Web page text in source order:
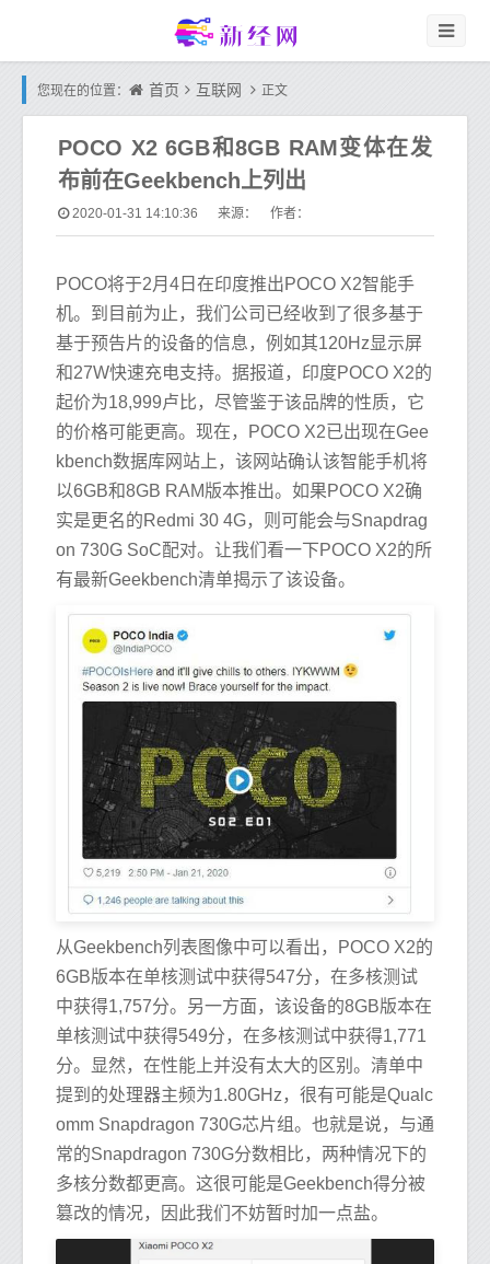
您现在的位置： 首页 互联网 正文
POCO X2 6GB和8GB RAM变体在发
布前在Geekbench上列出
2020-01-31 14:10:36 来源： 作者：
POCO将于2月4日在印度推出POCO X2智能手
机。到目前为止，我们公司已经收到了很多基于
基于预告片的设备的信息，例如其120Hz显示屏
和27W快速充电支持。据报道，印度POCO X2的
起价为18,999卢比，尽管鉴于该品牌的性质，它
的价格可能更高。现在，POCO X2已出现在Gee
kbench数据库网站上，该网站确认该智能手机将
以6GB和8GB RAM版本推出。如果POCO X2确
实是更名的Redmi 30 4G，则可能会与Snapdrag
on 730G SoC配对。让我们看一下POCO X2的所
有最新Geekbench清单揭示了该设备。
从Geekbench列表图像中可以看出，POCO X2的
6GB版本在单核测试中获得547分，在多核测试
中获得1,757分。另一方面，该设备的8GB版本在
单核测试中获得549分，在多核测试中获得1,771
分。显然，在性能上并没有太大的区别。清单中
提到的处理器主频为1.80GHz，很有可能是Qualc
omm Snapdragon 730G芯片组。也就是说，与通
常的Snapdragon 730G分数相比，两种情况下的
多核分数都更高。这很可能是Geekbench得分被
篡改的情况，因此我们不妨暂时加一点盐。